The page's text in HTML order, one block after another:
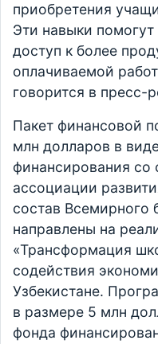
приобретения
Эти навыки
доступ к более
оплачиваемой
говорится в пресс-
Пакет финансовой
млн долларов в
финансирования
ассоциации
состав Всемирного
направлены на
«Трансформация
содействия
Узбекистане.
в размере 5 млн
фонда